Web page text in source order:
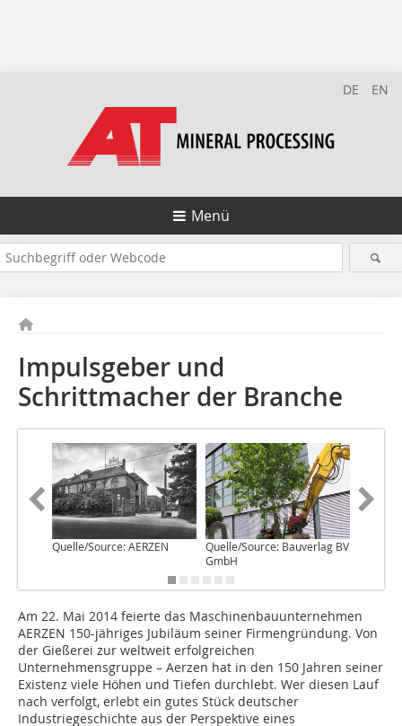
DE EN
Menü
Impulsgeber und
Schrittmacher der Branche
Quelle/Source: AERZEN
Quelle/Source: Bauverlag BV
GmbH
Am 22. Mai 2014 feierte das Maschinenbauunternehmen
AERZEN 150-jähriges Jubiläum seiner Firmengründung. Von
der Gießerei zur weltweit erfolgreichen
Unternehmensgruppe – Aerzen hat in den 150 Jahren seiner
Existenz viele Höhen und Tiefen durchlebt. Wer diesen Lauf
nach verfolgt, erlebt ein gutes Stück deutscher
Industriegeschichte aus der Perspektive eines